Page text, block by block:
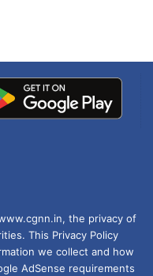
the privacy of
This Privacy Policy
we collect and how
AdSense requirements